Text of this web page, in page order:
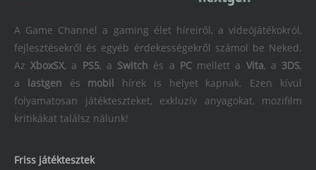
Friss játéktesztek
A Game Channel a gaming élet híreiről, a videójátékokról,
fejlesztésekről és egyéb érdekességekről számol be Neked.
AzXboxSX, a PS5, a Switch és a PCmellett a Vita, a 3DS,
a
lastgen és mobil
hírek is helyet kapnak. Ezen kívül
folyamatosan játékteszteket, exkluzív anyagokat, mozifilm
kritikákat találsz nálunk!